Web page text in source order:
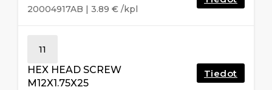
20004917AB | 3.89 € /kpl
11
HEX HEAD SCREW
M12X1.75X25
Tiedot